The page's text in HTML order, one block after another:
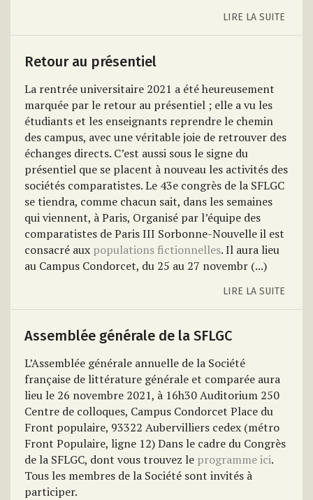
LIRE LA SUITE
Retour au présentiel
La rentrée universitaire 2021 a été heureusement
marquée par le retour au présentiel ; elle a vu les
étudiants et les enseignants reprendre le chemin
des campus, avec une véritable joie de retrouver des
échanges directs. C’est aussi sous le signe du
présentiel que se placent à nouveau les activités des
sociétés comparatistes. Le 43e congrès de la SFLGC
se tiendra, comme chacun sait, dans les semaines
qui viennent, à Paris, Organisé par l’équipe des
comparatistes de Paris III Sorbonne-Nouvelle il est
consacré aux populations fictionnelles. Il aura lieu
au Campus Condorcet, du 25 au 27 novembr (...)
LIRE LA SUITE
Assemblée générale de la SFLGC
L’Assemblée générale annuelle de la Société
française de littérature générale et comparée aura
lieu le 26 novembre 2021, à 16h30 Auditorium 250
Centre de colloques, Campus Condorcet Place du
Front populaire, 93322 Aubervilliers cedex (métro
Front Populaire, ligne 12) Dans le cadre du Congrès
de la SFLGC, dont vous trouvez le programme ici.
Tous les membres de la Société sont invités à
participer.